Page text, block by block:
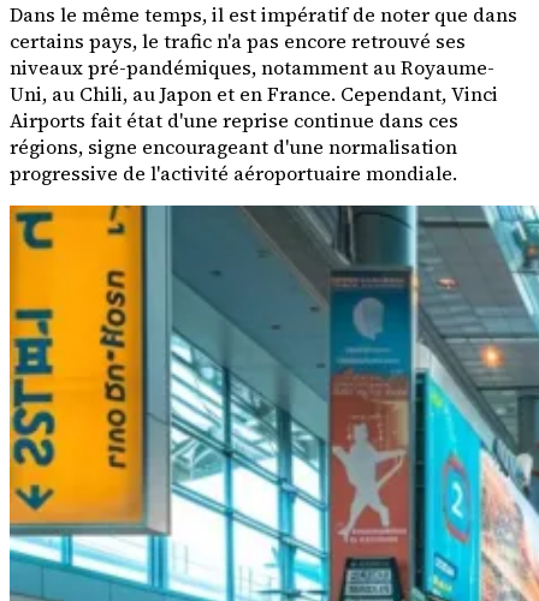
Dans le même temps, il est impératif de noter que dans
certains pays, le trafic n'a pas encore retrouvé ses
niveaux pré-pandémiques, notamment au Royaume-
Uni, au Chili, au Japon et en France. Cependant, Vinci
Airports fait état d'une reprise continue dans ces
régions, signe encourageant d'une normalisation
progressive de l'activité aéroportuaire mondiale.